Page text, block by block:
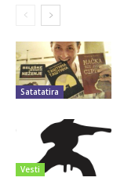
Satatatira
Vesti